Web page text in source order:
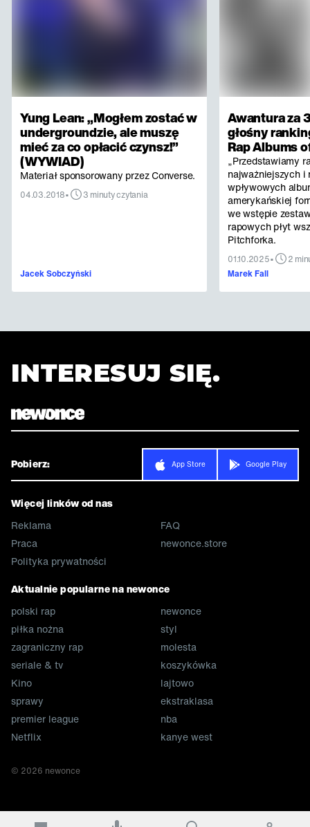
Yung Lean: „Mogłem zostać w
undergroundzie, ale muszę
mieć za co opłacić czynsz!”
(WYWIAD)
Materiał sponsorowany przez Converse.
04.03.2018• 3 minuty czytania
Jacek Sobczyński
Awantura za
głośny
Rap Albums
„Przedstawiamy
najważniejszych i
wpływowych
amerykańskiej
we wstępie
rapowych płyt
Pitchforka.
01.10.2025•
2
Marek Fall
INTERESUJ SIĘ.
Pobierz: App Store Google Play
Więcej linków od nas
Reklama
Praca
Polityka prywatności
FAQ
newonce.store
Aktualnie popularne na newonce
polski rap
piłka nożna
zagraniczny rap
seriale & tv
Kino
sprawy
premier league
Netflix
newonce
styl
molesta
koszykówka
lajtowo
ekstraklasa
nba
kanye west
© 2026 newonce